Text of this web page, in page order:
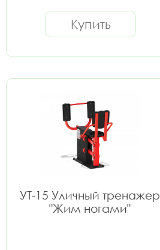
Купить
УТ-15 Уличный тренажер
"Жим ногами"